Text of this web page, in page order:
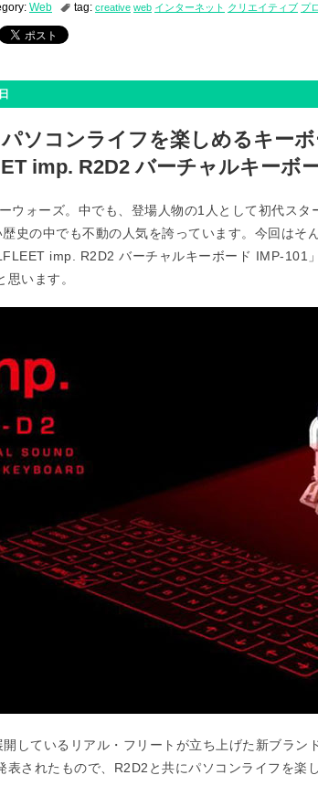
Web tag: creative web インターネット クリエイティブ プ
ソコンライフを楽しめるキーボ
imp. R2D2 バーチャルキーボ
ウォーズ。中でも、登場人物の1人として初代スタ
史の中でも不動の人気を誇っています。今回はそ
imp. R2D2 バーチャルキーボード IMP-101
います。
開しているリアル・フリートが立ち上げた新ブラン
表されたもので、R2D2と共にパソコンライフを楽